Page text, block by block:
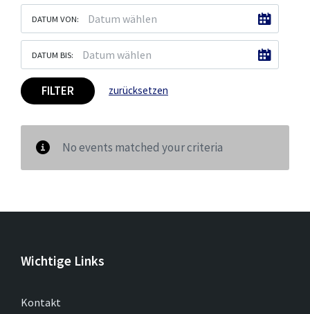
DATUM VON:
DATUM BIS:
FILTER zurücksetzen
No events matched your criteria
Wichtige Links
Kontakt